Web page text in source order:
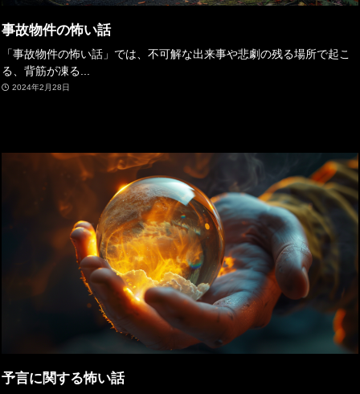
事故物件の怖い話
「事故物件の怖い話」では、不可解な出来事や悲劇の残る場所で起こ
る、背筋が凍る...
2024年2月28日
予言に関する怖い話